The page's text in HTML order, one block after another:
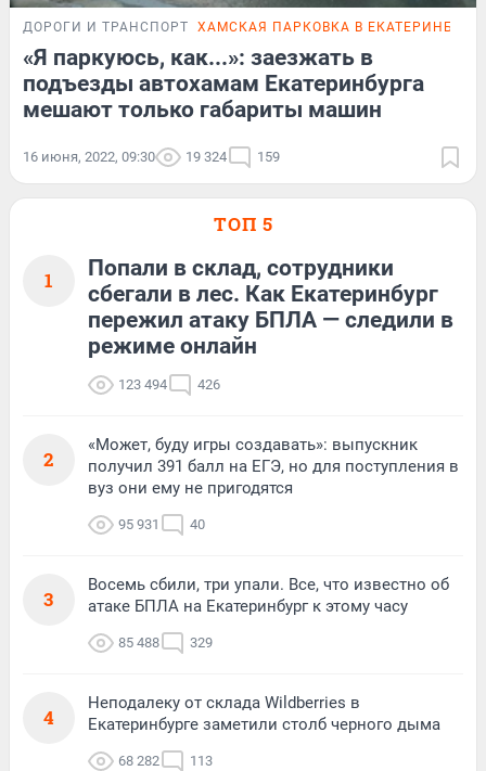
ДОРОГИ И ТРАНСПОРТ ХАМСКАЯ ПАРКОВКА В
«Я паркуюсь, как...»: заезжать в
подъезды автохамам Екатеринбурга
мешают только габариты машин
16 июня, 2022, 09:30 19 324 159
ТОП 5
1
Попали в склад, сотрудники
сбегали в лес. Как Екатеринбург
пережил атаку БПЛА — следили в
режиме онлайн
123 494 426
2
«Может, буду игры создавать»: выпускник
получил 391 балл на ЕГЭ, но для поступления в
вуз они ему не пригодятся
95 931 40
3
Восемь сбили, три упали. Все, что известно об
атаке БПЛА на Екатеринбург к этому часу
85 488 329
4
Неподалеку от склада Wildberries в
Екатеринбурге заметили столб черного дыма
68 282 113